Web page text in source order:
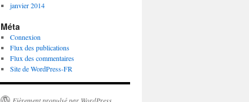
janvier 2014
Méta
Connexion
Flux des publications
Flux des commentaires
Site de WordPress-FR